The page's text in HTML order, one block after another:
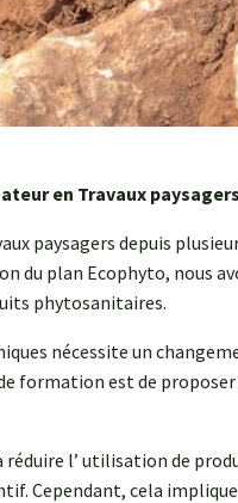
en Travaux paysagers
paysagers depuis
du plan Ecophyto, nous
phytosanitaires.
nécessite un
formation est de
l’ utilisation de
Cependant, cela